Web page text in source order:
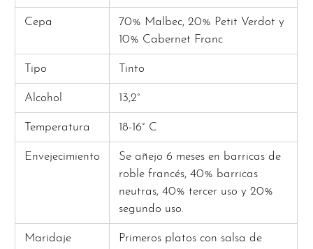
Cepa
70% Malbec, 20% Petit Verdot y
10% Cabernet Franc
Tipo Tinto
Alcohol 13,2°
Temperatura 18-16° C
Envejecimiento
Se añejo 6 meses en barricas de
roble francés, 40% barricas
neutras, 40% tercer uso y 20%
segundo uso.
Maridaje
Primeros platos con salsa de